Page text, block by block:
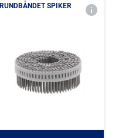
RUNDBÅNDET SPIKER